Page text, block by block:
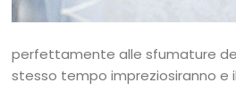
perfettamente alle sfumature
stesso tempo impreziosiranno e